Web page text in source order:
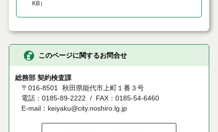
KB）
このページに関するお問合せ
総務部 契約検査課
〒016-8501 秋田県能代市上町１番３号
電話：0185-89-2222
FAX：0185-54-6460
E-mail：keiyaku@city.noshiro.lg.jp